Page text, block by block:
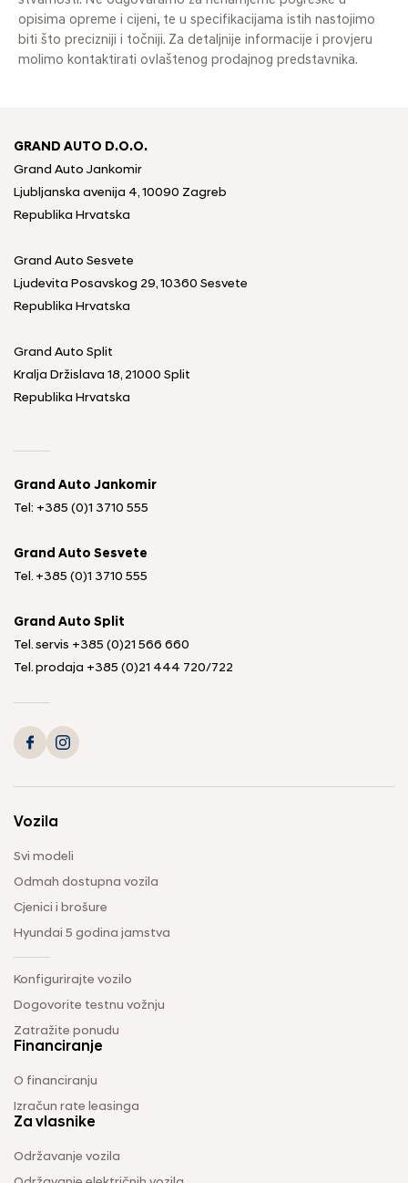
opisima opreme i cijeni, te u specifikacijama istih nastojimo
biti što precizniji i točniji. Za detaljnije informacije i provjeru
molimo kontaktirati ovlaštenog prodajnog predstavnika.
GRAND AUTO D.O.O.
Grand Auto Jankomir
Ljubljanska avenija 4, 10090 Zagreb
Republika Hrvatska
Grand Auto Sesvete
Ljudevita Posavskog 29, 10360 Sesvete
Republika Hrvatska
Grand Auto Split
Kralja Držislava 18, 21000 Split
Republika Hrvatska
Grand Auto Jankomir
Tel: +385 (0)1 3710 555
Grand Auto Sesvete
Tel. +385 (0)1 3710 555
Grand Auto Split
Tel. servis +385 (0)21 566 660
Tel. prodaja +385 (0)21 444 720/722
Vozila
Svi modeli
Odmah dostupna vozila
Cjenici i brošure
Hyundai 5 godina jamstva
Konfigurirajte vozilo
Dogovorite testnu vožnju
Zatražite ponudu
Financiranje
O financiranju
Izračun rate leasinga
Za vlasnike
Održavanje vozila